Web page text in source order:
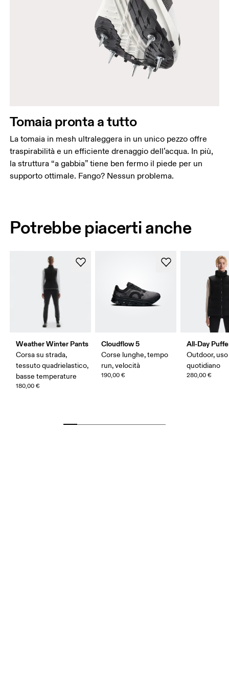
Tomaia pronta a tutto
La tomaia in mesh ultraleggera in un unico pezzo offre
traspirabilità e un efficiente drenaggio dell’acqua. In più,
la struttura “a gabbia” tiene ben fermo il piede per un
supporto ottimale. Fango? Nessun problema.
Potrebbe piacerti anche
Weather Winter Pants
Corsa su strada,
tessuto quadrielastico,
basse temperature
180,00 €
Cloudflow 5
Corse lunghe, tempo
run, velocità
190,00 €
All-Day
Outdoor, uso
quotidiano
280,00 €